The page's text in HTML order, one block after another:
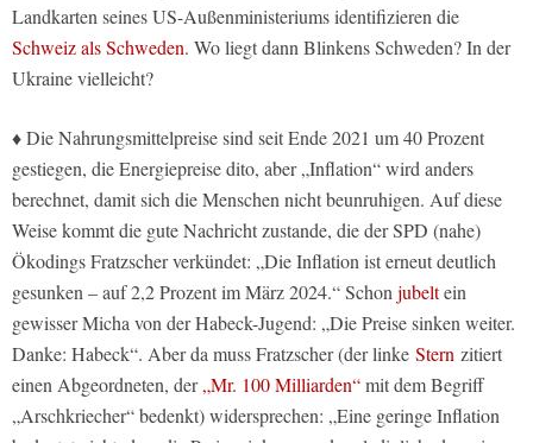
Landkarten seines US-Außenministeriums identifizieren die
Schweiz als Schweden. Wo liegt dann Blinkens Schweden? In der
Ukraine vielleicht?
♦ Die Nahrungsmittelpreise sind seit Ende 2021 um 40 Prozent
gestiegen, die Energiepreise dito, aber „Inflation“ wird anders
berechnet, damit sich die Menschen nicht beunruhigen. Auf diese
Weise kommt die gute Nachricht zustande, die der SPD (nahe)
Ökodings Fratzscher verkündet: „Die Inflation ist erneut deutlich
gesunken – auf 2,2 Prozent im März 2024.“ Schonjubeltein
gewisser Micha von der Habeck-Jugend: „Die Preise sinken weiter.
Danke: Habeck“. Aber da muss Fratzscher (der linke Stern zitiert
einen Abgeordneten, der„Mr. 100 Milliarden“mit dem Begriff
„Arschkriecher“ bedenkt) widersprechen: „Eine geringe Inflation